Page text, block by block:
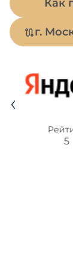
Как
г.
5